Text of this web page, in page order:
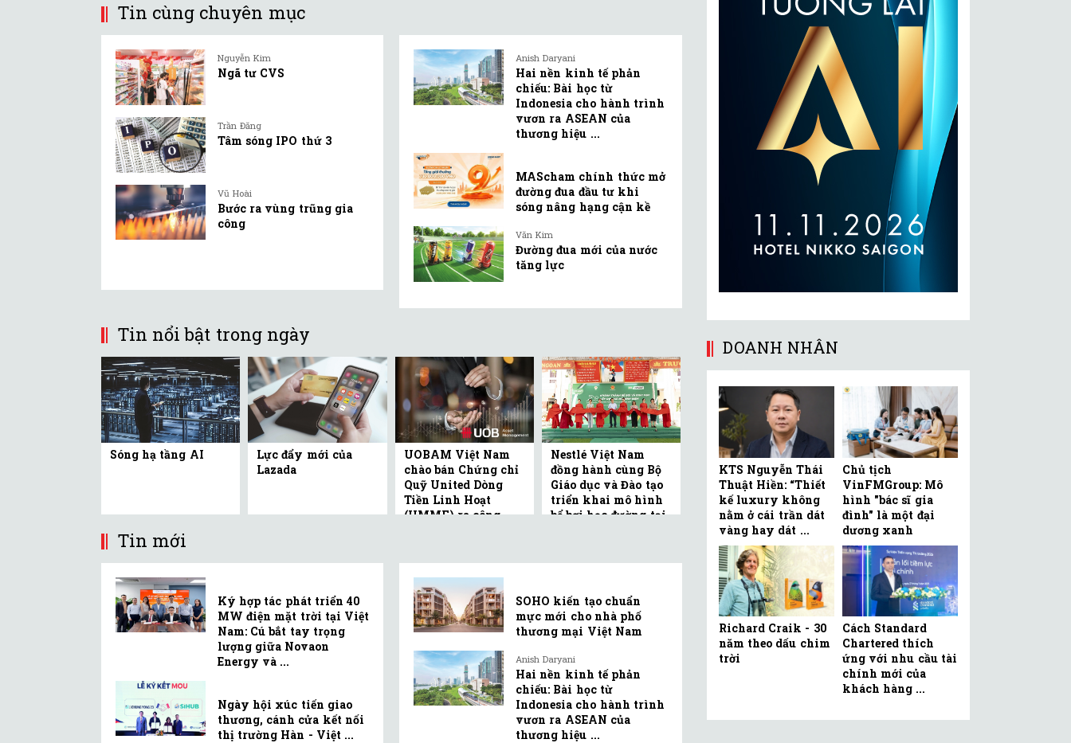
Tin cùng chuyên mục
Nguyễn Kim
Ngã tư CVS
Trần Đăng
Tâm sóng IPO thứ 3
Vũ Hoài
Bước ra vùng trũng gia
công
Anish Daryani
Hai nền kinh tế phản
chiếu: Bài học từ
Indonesia cho hành trình
vươn ra ASEAN của
thương hiệu ...
MAScham chính thức mở
đường đua đầu tư khi
sóng nâng hạng cận kề
Văn Kim
Đường đua mới của nước
tăng lực
Tin nổi bật trong ngày
Sóng hạ tầng AI
Lực đẩy mới của
Lazada
UOBAM Việt Nam
chào bán Chứng chỉ
Quỹ United Dòng
Tiền Linh Hoạt
(UMMF) ra công ...
Nestlé Việt Nam
đồng hành cùng Bộ
Giáo dục và Đào tạo
triển khai mô hình
bể bơi học đường tại
Tin mới
Ký hợp tác phát triển 40
MW điện mặt trời tại Việt
Nam: Cú bắt tay trọng
lượng giữa Novaon
Energy và ...
Ngày hội xúc tiến giao
thương, cánh cửa kết nối
thị trường Hàn - Việt ...
SOHO kiến tạo chuẩn
mực mới cho nhà phố
thương mại Việt Nam
Anish Daryani
Hai nền kinh tế phản
chiếu: Bài học từ
Indonesia cho hành trình
vươn ra ASEAN của
thương hiệu ...
DOANH NHÂN
KTS Nguyễn Thái
Thuật Hiền: “Thiết
kế luxury không
nằm ở cái trần dát
vàng hay dát ...
Chủ tịch
VinFMGroup: Mô
hình "bác sĩ gia
đình" là một đại
dương xanh
Richard Craik - 30
năm theo dấu chim
trời
Cách Standard
Chartered thích
ứng với nhu cầu tài
chính mới của
khách hàng ...